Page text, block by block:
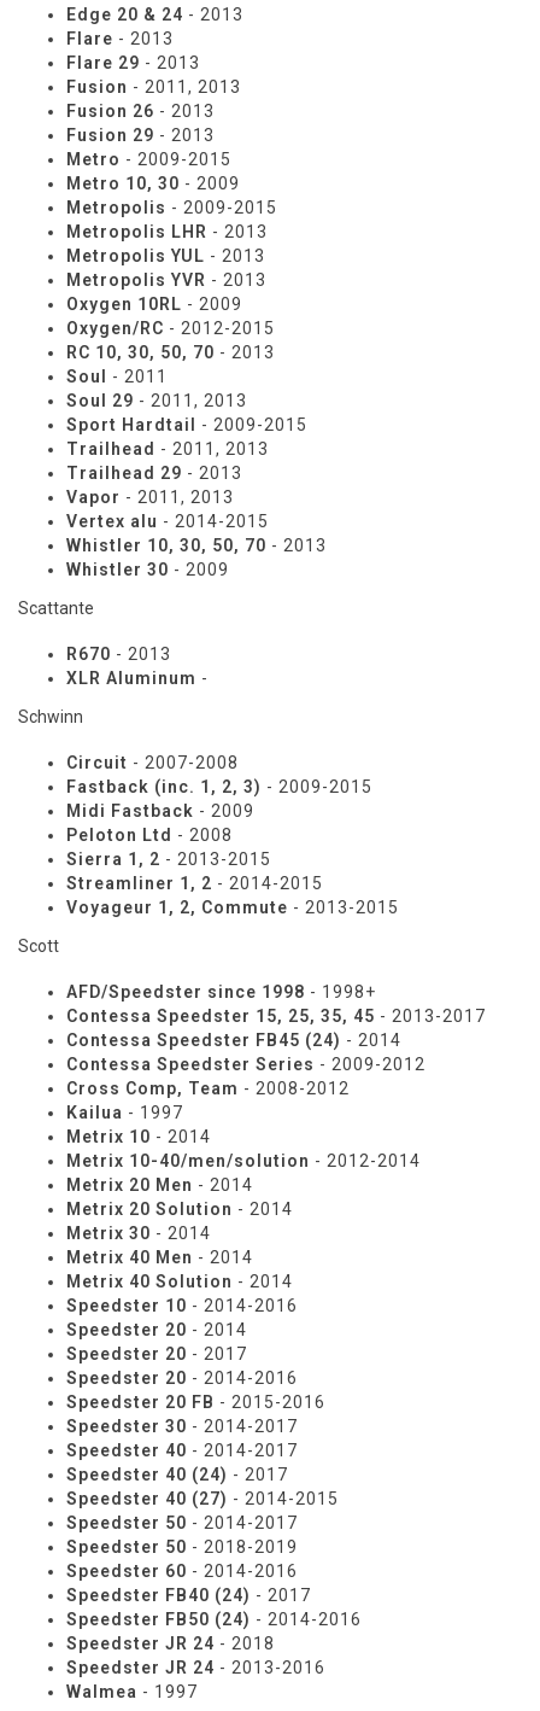
Edge 20 & 24 - 2013
Flare - 2013
Flare 29 - 2013
Fusion - 2011, 2013
Fusion 26 - 2013
Fusion 29 - 2013
Metro - 2009-2015
Metro 10, 30 - 2009
Metropolis - 2009-2015
Metropolis LHR - 2013
Metropolis YUL - 2013
Metropolis YVR - 2013
Oxygen 10RL - 2009
Oxygen/RC - 2012-2015
RC 10, 30, 50, 70 - 2013
Soul
- 2011
Soul 29 - 2011, 2013
Sport Hardtail
- 2009-2015
Trailhead - 2011, 2013
Trailhead 29 - 2013
Vapor - 2011, 2013
Vertex alu - 2014-2015
Whistler 10, 30, 50, 70 - 2013
Whistler 30 - 2009
Scattante
R670 - 2013
XLR Aluminum -
Schwinn
Circuit - 2007-2008
Fastback (inc. 1, 2, 3) - 2009-2015
Midi Fastback - 2009
Peloton Ltd - 2008
Sierra 1, 2 - 2013-2015
Streamliner 1, 2 - 2014-2015
Voyageur 1, 2, Commute - 2013-2015
Scott
AFD/Speedster since 1998 - 1998+
Contessa Speedster 15, 25, 35, 45 - 2013-2017
Contessa Speedster FB45 (24) - 2014
Contessa Speedster Series - 2009-2012
Cross Comp, Team - 2008-2012
Kailua - 1997
Metrix 10 - 2014
Metrix 10-40/men/solution - 2012-2014
Metrix 20 Men - 2014
Metrix 20 Solution - 2014
Metrix 30 - 2014
Metrix 40 Men - 2014
Metrix 40 Solution - 2014
Speedster 10 - 2014-2016
Speedster 20 - 2014
Speedster 20 - 2017
Speedster 20 - 2014-2016
Speedster 20 FB - 2015-2016
Speedster 30 - 2014-2017
Speedster 40 - 2014-2017
Speedster 40 (24) - 2017
Speedster 40 (27) - 2014-2015
Speedster 50 - 2014-2017
Speedster 50 - 2018-2019
Speedster 60 - 2014-2016
Speedster FB40 (24) - 2017
Speedster FB50 (24) - 2014-2016
Speedster JR 24 - 2018
Speedster JR 24 - 2013-2016
Walmea - 1997